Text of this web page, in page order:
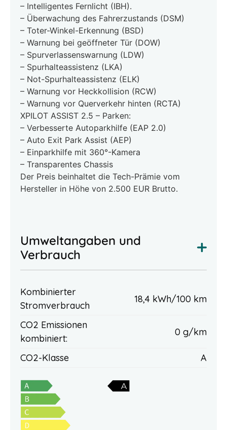
– Intelligentes Fernlicht (IBH).
– Überwachung des Fahrerzustands (DSM)
– Toter-Winkel-Erkennung (BSD)
– Warnung bei geöffneter Tür (DOW)
– Spurverlassenswarnung (LDW)
– Spurhalteassistenz (LKA)
– Not-Spurhalteassistenz (ELK)
– Warnung vor Heckkollision (RCW)
– Warnung vor Querverkehr hinten (RCTA)
XPILOT ASSIST 2.5 – Parken:
– Verbesserte Autoparkhilfe (EAP 2.0)
– Auto Exit Park Assist (AEP)
– Einparkhilfe mit 360°-Kamera
– Transparentes Chassis
Der Preis beinhaltet die Tech-Prämie vom
Hersteller in Höhe von 2.500 EUR Brutto.
Umweltangaben und
Verbrauch
Kombinierter
Stromverbrauch
18,4 kWh/100 km
CO2 Emissionen
kombiniert:
0 g/km
CO2-Klasse A